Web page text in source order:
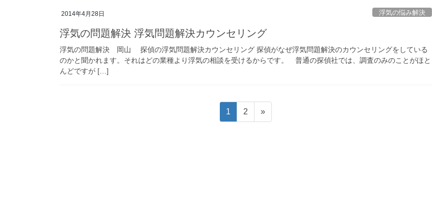
2014年4月28日 浮気の悩み解決
浮気の問題解決 浮気問題解決カウンセリング
浮気の問題解決 岡山 探偵の浮気問題解決カウンセリング 探偵がなぜ浮気問題解決のカウンセリングをしている
のかと聞かれます。それはどの業種より浮気の相談を受けるからです。 普通の探偵社では、調査のみのことがほと
んどですが […]
固
定
1
固
定
2 »